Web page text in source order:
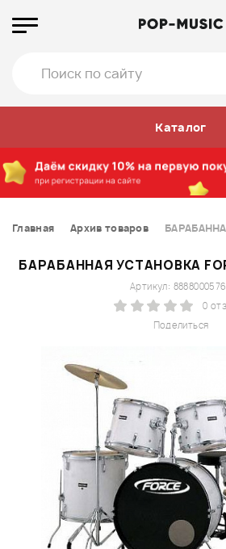
Каталог
Главная Архив товаров
БАРАБАННАЯ УСТАНОВКА
Поделиться
Артикул:
0